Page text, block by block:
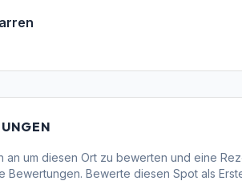
an um diesen Ort zu bewerten und eine
Bewertungen. Bewerte diesen Spot als